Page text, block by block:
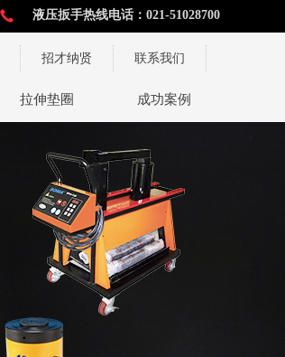
液压扳手热线电话：021-51028700
拉伸垫圈 成功案例
招才纳贤 联系我们